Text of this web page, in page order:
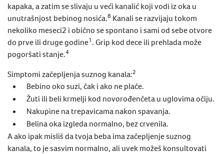
kapaka, a zatim se slivaju u veći kanalić koji vodi iz oka u
unutrašnjost bebinog nosića.8 Kanali se razvijaju tokom
nekoliko meseci2 i obično sespontano i sami od sebeotvore
do prve ili druge godine1 . Grip kod dece ili prehlada može
pogoršati stanje.4
Simptomi začepljenja suznog kanala:2
Bebino oko suzi, čak i ako ne plače.
Žuti ili beli krmelji kod novorođenčeta u uglovima očiju.
Nakupine na trepavicama nakon spavanja.
Belina oka izgleda normalno, bez crvenila.
A ako ipak misliš da tvoja beba ima začepljenje suznog
kanala, to je sasvim normalno, ali uvek možeš konsultovati